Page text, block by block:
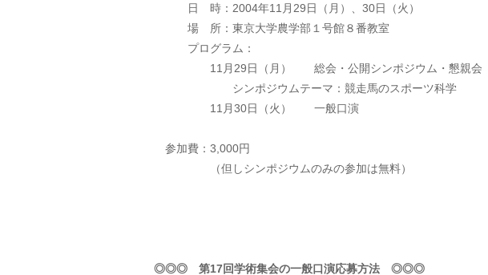
日 時：2004年11月29日（月）、30日（火）
場 所：東京大学農学部１号館８番教室
プログラム：
11月29日（月） 総会・公開シンポジウム・懇親会
シンポジウムテーマ：競走馬のスポーツ科学
11月30日（火） 一般口演
参加費：3,000円
（但しシンポジウムのみの参加は無料）
◎◎◎ 第17回学術集会の一般口演応募方法 ◎◎◎